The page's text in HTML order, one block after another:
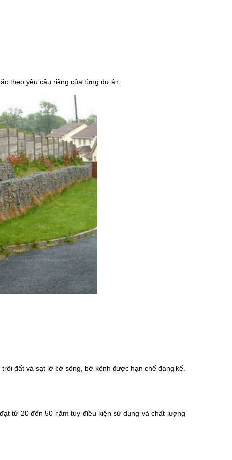
theo yêu cầu riêng của từng dự án.
đất và sạt lở bờ sông, bờ kênh được hạn chế đáng kể.
từ 20 đến 50 năm tùy điều kiện sử dụng và chất lượng